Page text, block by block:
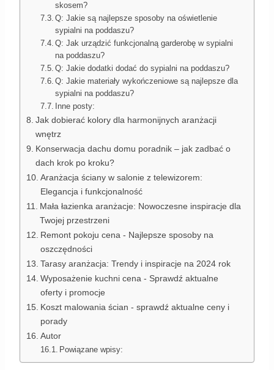
skosem?
Q: Jakie są najlepsze sposoby na oświetlenie
sypialni na poddaszu?
Q: Jak urządzić funkcjonalną garderobę w sypialni
na poddaszu?
Q: Jakie dodatki dodać do sypialni na poddaszu?
Q: Jakie materiały wykończeniowe są najlepsze dla
sypialni na poddaszu?
Inne posty:
Jak dobierać kolory dla harmonijnych aranżacji
wnętrz
Konserwacja dachu domu poradnik – jak zadbać o
dach krok po kroku?
Aranżacja ściany w salonie z telewizorem:
Elegancja i funkcjonalność
Mała łazienka aranżacje: Nowoczesne inspiracje dla
Twojej przestrzeni
Remont pokoju cena - Najlepsze sposoby na
oszczędności
Tarasy aranżacja: Trendy i inspiracje na 2024 rok
Wyposażenie kuchni cena - Sprawdź aktualne
oferty i promocje
Koszt malowania ścian - sprawdź aktualne ceny i
porady
Autor
Powiązane wpisy: